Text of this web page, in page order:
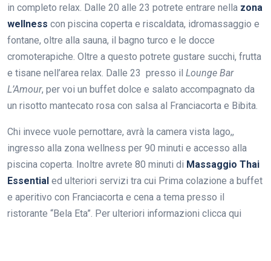
in completo relax. Dalle 20 alle 23 potrete entrare nella zona
wellness con piscina coperta e riscaldata, idromassaggio e
fontane, oltre alla sauna, il bagno turco e le docce
cromoterapiche. Oltre a questo potrete gustare succhi, frutta
e tisane nell’area relax. Dalle 23 presso il Lounge Bar
L’Amour, per voi un buffet dolce e salato accompagnato da
un risotto mantecato rosa con salsa al Franciacorta e Bibita.
Chi invece vuole pernottare, avrà la camera vista lago,,
ingresso alla zona wellness per 90 minuti e accesso alla
piscina coperta. Inoltre avrete 80 minuti di Massaggio Thai
Essential ed ulteriori servizi tra cui Prima colazione a buffet
e aperitivo con Franciacorta e cena a tema presso il
ristorante “Bela Eta”. Per ulteriori informazioni clicca qui